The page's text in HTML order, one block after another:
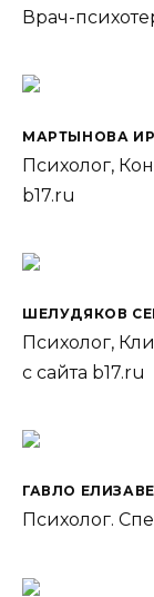
Врач-
МАРТЫНОВА
Психолог,
b17.ru
ШЕЛУДЯКОВ
Психолог,
с сайта b17.ru
ГАВЛО
Психолог.